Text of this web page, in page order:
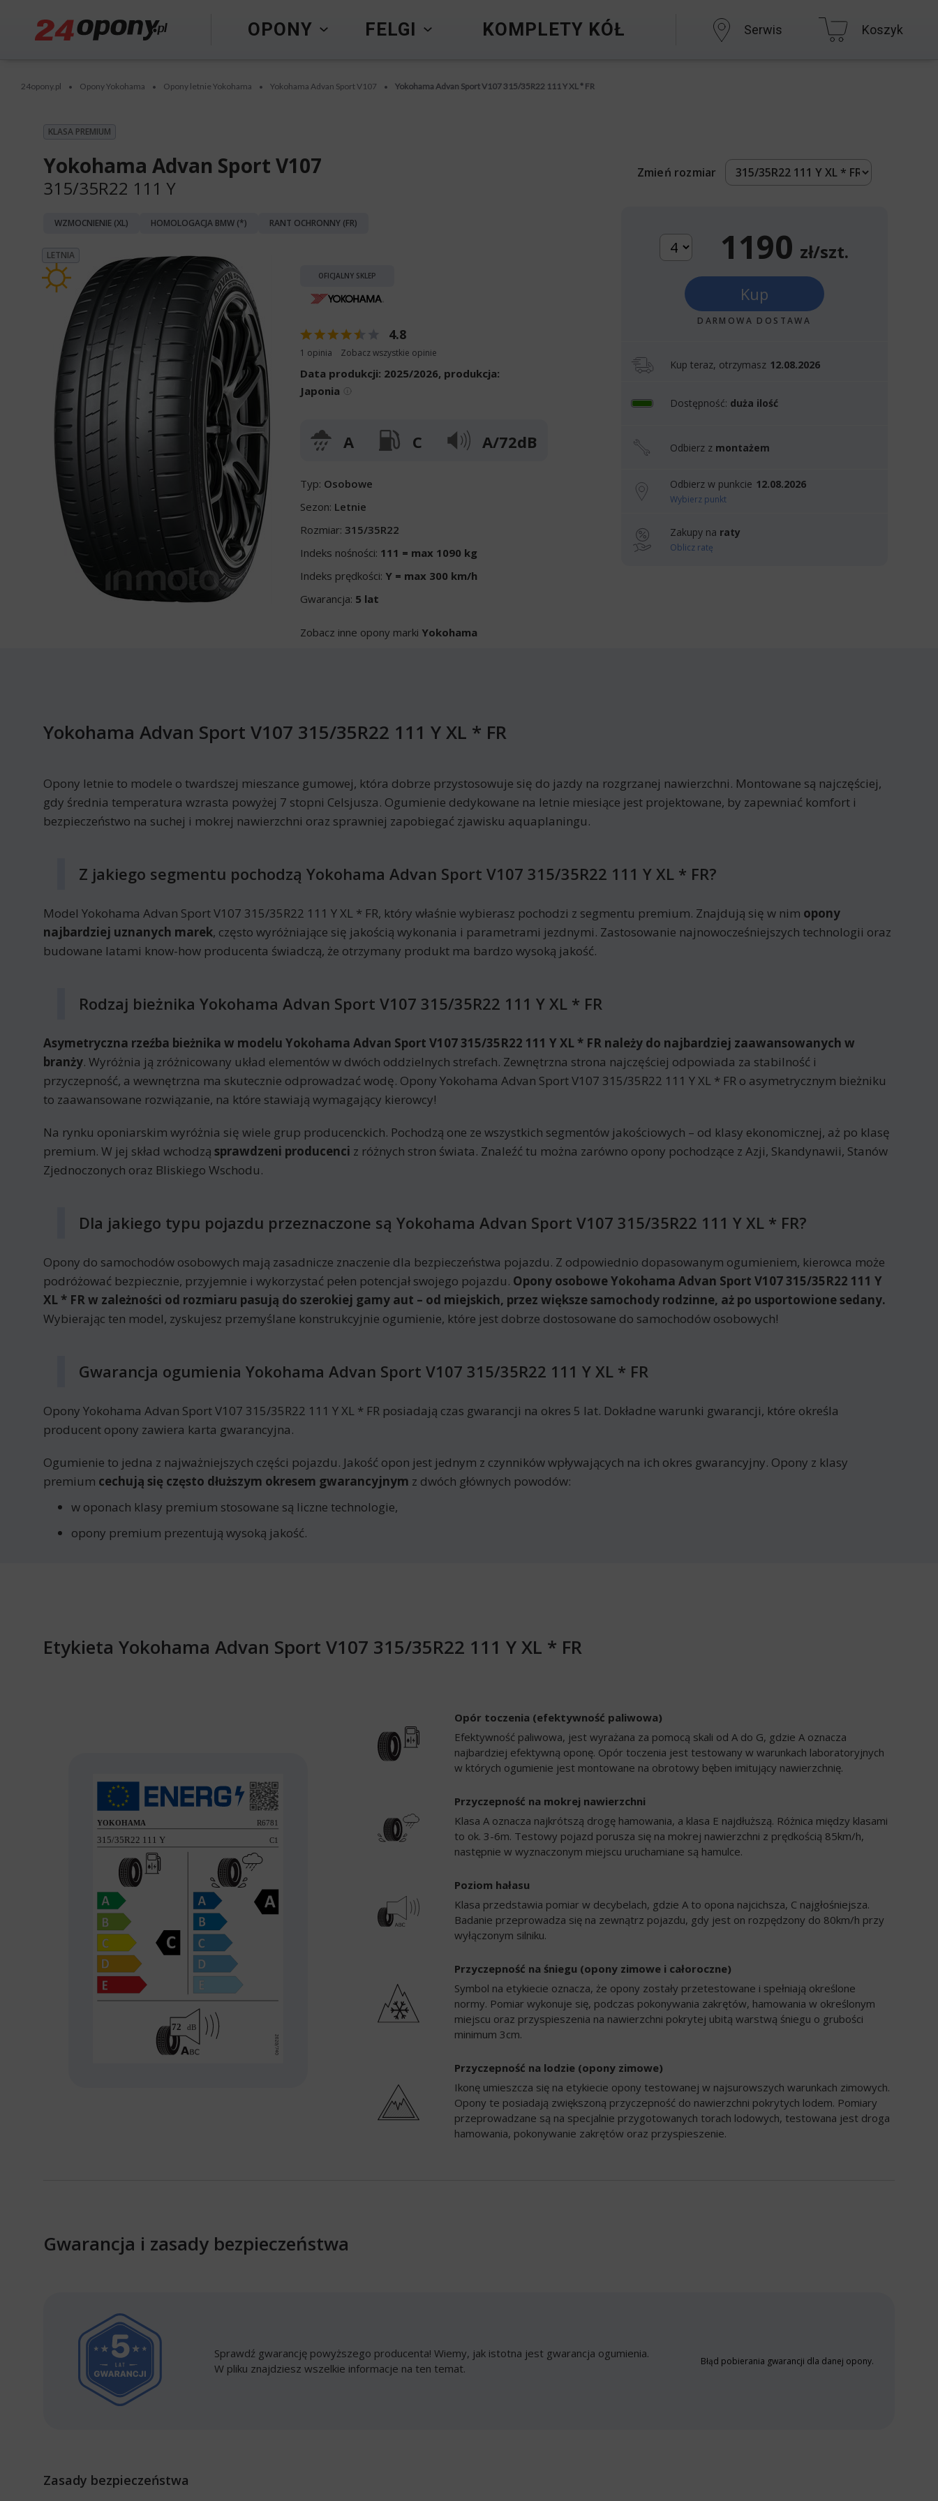
OPONY FELGI KOMPLETY KÓŁ Serwis Koszyk
24opony.pl • Opony Yokohama • Opony letnie Yokohama • Yokohama Advan Sport V107 • Yokohama Advan Sport V107 315/35R22 111 Y XL * FR
KLASA PREMIUM
Yokohama Advan Sport V107
315/35R22 111 Y
WZMOCNIENIE (XL) HOMOLOGACJA BMW (*) RANT OCHRONNY (FR)
LETNIA
OFICJALNY SKLEP
4.8
1 opinia Zobacz wszystkie opinie
Data produkcji: 2025/2026, produkcja:
Japonia
A C A/72dB
Typ: Osobowe
Sezon: Letnie
Rozmiar:315/35R22
Indeks nośności: 111 = max 1090 kg
Indeks prędkości: Y = max 300 km/h
Gwarancja: 5 lat
Zobacz inne opony marki Yokohama
Zmień rozmiar
1190 zł/szt.
Kup
DARMOWA DOSTAWA
Kup teraz, otrzymasz 12.08.2026
Dostępność: duża ilość
Odbierz z montażem
Odbierz w punkcie 12.08.2026
Wybierz punkt
Zakupy na raty
Oblicz ratę
Yokohama Advan Sport V107 315/35R22 111 Y XL * FR
Opony letnie to modele o twardszej mieszance gumowej, która dobrze przystosowuje się do jazdy na rozgrzanej nawierzchni. Montowane są najczęściej,
gdy średnia temperatura wzrasta powyżej 7 stopni Celsjusza. Ogumienie dedykowane na letnie miesiące jest projektowane, by zapewniać komfort i
bezpieczeństwo na suchej i mokrej nawierzchni oraz sprawniej zapobiegać zjawisku aquaplaningu.
Z jakiego segmentu pochodzą Yokohama Advan Sport V107 315/35R22 111 Y XL * FR?
Model Yokohama Advan Sport V107 315/35R22 111 Y XL * FR, który właśnie wybierasz pochodzi z segmentu premium. Znajdują się w nim opony
najbardziej uznanych marek, często wyróżniające się jakością wykonania i parametrami jezdnymi. Zastosowanie najnowocześniejszych technologii oraz
budowane latami know-how producenta świadczą, że otrzymany produkt ma bardzo wysoką jakość.
Rodzaj bieżnika Yokohama Advan Sport V107 315/35R22 111 Y XL * FR
Asymetryczna rzeźba bieżnika w modelu Yokohama Advan Sport V107 315/35R22 111 Y XL * FR należy do najbardziej zaawansowanych w
branży. Wyróżnia ją zróżnicowany układ elementów w dwóch oddzielnych strefach. Zewnętrzna strona najczęściej odpowiada za stabilność i
przyczepność, a wewnętrzna ma skutecznie odprowadzać wodę. Opony Yokohama Advan Sport V107 315/35R22 111 Y XL * FR o asymetrycznym bieżniku
to zaawansowane rozwiązanie, na które stawiają wymagający kierowcy!
Na rynku oponiarskim wyróżnia się wiele grup producenckich. Pochodzą one ze wszystkich segmentów jakościowych – od klasy ekonomicznej, aż po klasę
premium. W jej skład wchodzą sprawdzeni producenci z różnych stron świata. Znaleźć tu można zarówno opony pochodzące z Azji, Skandynawii, Stanów
Zjednoczonych oraz Bliskiego Wschodu.
Dla jakiego typu pojazdu przeznaczone są Yokohama Advan Sport V107 315/35R22 111 Y XL * FR?
Opony do samochodów osobowych mają zasadnicze znaczenie dla bezpieczeństwa pojazdu. Z odpowiednio dopasowanym ogumieniem, kierowca może
podróżować bezpiecznie, przyjemnie i wykorzystać pełen potencjał swojego pojazdu. Opony osobowe Yokohama Advan Sport V107 315/35R22 111 Y
XL * FR w zależności od rozmiaru pasują do szerokiej gamy aut – od miejskich, przez większe samochody rodzinne, aż po usportowione sedany.
Wybierając ten model, zyskujesz przemyślane konstrukcyjnie ogumienie, które jest dobrze dostosowane do samochodów osobowych!
Gwarancja ogumienia Yokohama Advan Sport V107 315/35R22 111 Y XL * FR
Opony Yokohama Advan Sport V107 315/35R22 111 Y XL * FR posiadają czas gwarancji na okres 5 lat. Dokładne warunki gwarancji, które określa
producent opony zawiera karta gwarancyjna.
Ogumienie to jedna z najważniejszych części pojazdu. Jakość opon jest jednym z czynników wpływających na ich okres gwarancyjny. Opony z klasy
premium cechują się często dłuższym okresem gwarancyjnym z dwóch głównych powodów:
w oponach klasy premium stosowane są liczne technologie,
opony premium prezentują wysoką jakość.
Etykieta Yokohama Advan Sport V107 315/35R22 111 Y XL * FR
Opór toczenia (efektywność paliwowa)
Efektywność paliwowa, jest wyrażana za pomocą skali od A do G, gdzie A oznacza
najbardziej efektywną oponę. Opór toczenia jest testowany w warunkach laboratoryjnych
w których ogumienie jest montowane na obrotowy bęben imitujący nawierzchnię.
Przyczepność na mokrej nawierzchni
Klasa A oznacza najkrótszą drogę hamowania, a klasa E najdłuższą. Różnica między klasami
to ok. 3-6m. Testowy pojazd porusza się na mokrej nawierzchni z prędkością 85km/h,
następnie w wyznaczonym miejscu uruchamiane są hamulce.
Poziom hałasu
Klasa przedstawia pomiar w decybelach, gdzie A to opona najcichsza, C najgłośniejsza.
Badanie przeprowadza się na zewnątrz pojazdu, gdy jest on rozpędzony do 80km/h przy
wyłączonym silniku.
Przyczepność na śniegu (opony zimowe i całoroczne)
Symbol na etykiecie oznacza, że opony zostały przetestowane i spełniają określone
normy. Pomiar wykonuje się, podczas pokonywania zakrętów, hamowania w określonym
miejscu oraz przyspieszenia na nawierzchni pokrytej ubitą warstwą śniegu o grubości
minimum 3cm.
Przyczepność na lodzie (opony zimowe)
Ikonę umieszcza się na etykiecie opony testowanej w najsurowszych warunkach zimowych.
Opony te posiadają zwiększoną przyczepność do nawierzchni pokrytych lodem. Pomiary
przeprowadzane są na specjalnie przygotowanych torach lodowych, testowana jest droga
hamowania, pokonywanie zakrętów oraz przyspieszenie.
Gwarancja i zasady bezpieczeństwa
Sprawdź gwarancję powyższego producenta! Wiemy, jak istotna jest gwarancja ogumienia.
W pliku znajdziesz wszelkie informacje na ten temat.
Błąd pobierania gwarancji dla danej opony.
Zasady bezpieczeństwa